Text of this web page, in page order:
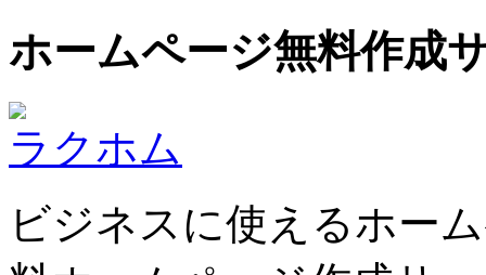
ホームページ無料作成
ラクホム
ビジネスに使えるホー